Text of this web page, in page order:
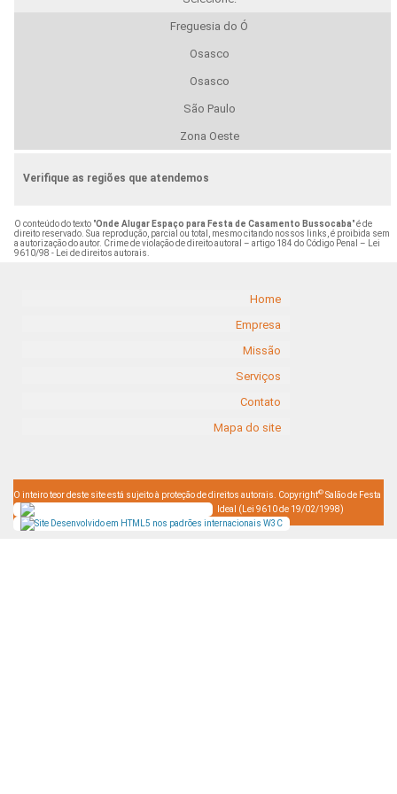
Freguesia do Ó
Osasco
Osasco
São Paulo
Zona Oeste
Verifique as regiões que atendemos
O conteúdo do texto "Onde Alugar Espaço para Festa de Casamento Bussocaba" é de
direito reservado. Sua reprodução, parcial ou total, mesmo citando nossos links, é proibida sem
a autorização do autor. Crime de violação de direito autoral – artigo 184 do Código Penal –
Lei
9610/98 - Lei de direitos autorais
Home
Empresa
Missão
Serviços
Contato
Mapa do site
O inteiro teor deste site está sujeito à proteção de direitos autorais. Copyright© Salão de Festa
Ideal (Lei 9610 de 19/02/1998)